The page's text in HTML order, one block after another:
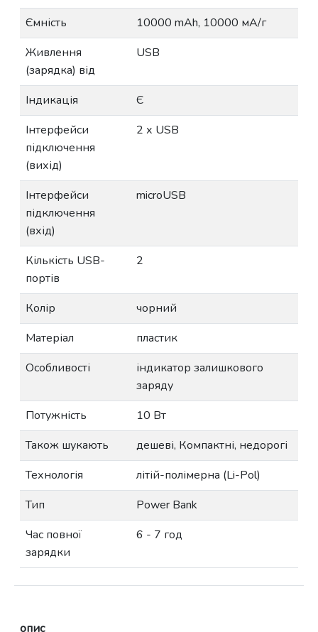
Ємність
10000 mAh, 10000 мА/г
Живлення
(зарядка) від
USB
Індикація
Є
Інтерфейси
підключення
(вихід)
2 х USB
Інтерфейси
підключення
(вхід)
microUSB
Кількість USB-
портів
2
Колір
чорний
Матеріал
пластик
Особливості
індикатор залишкового
заряду
Потужність
10 Вт
Також шукають
дешеві, Компактні, недорогі
Технологія
літій-полімерна (Li-Pol)
Тип
Power Bank
Час повної
зарядки
6 - 7 год
опис